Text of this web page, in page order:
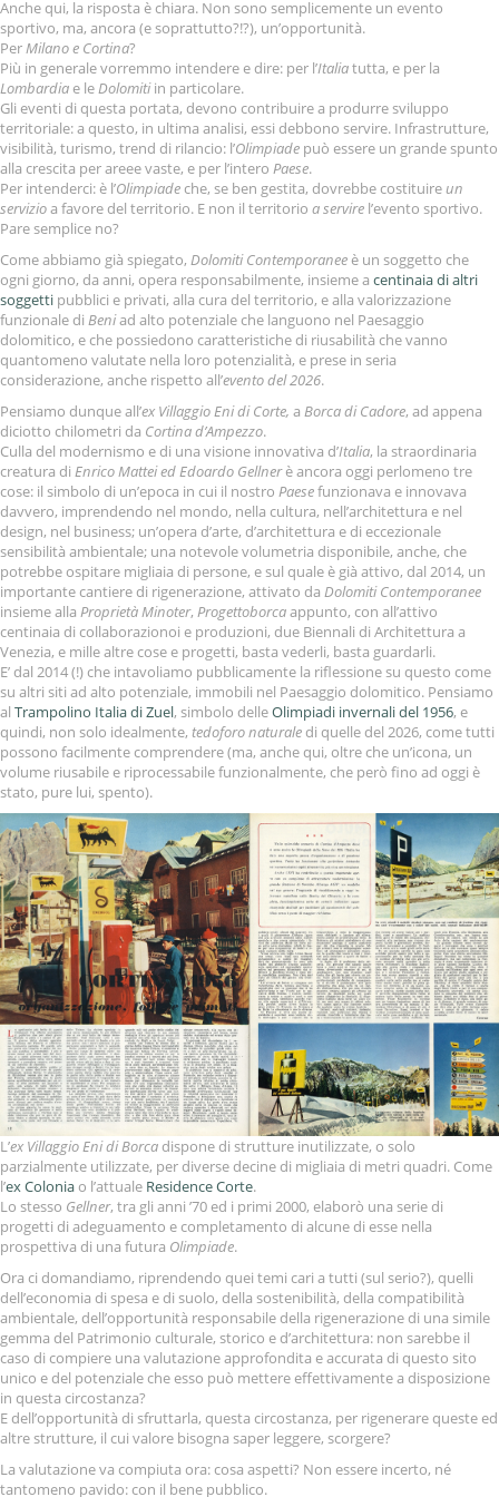
Anche qui, la risposta è chiara. Non sono semplicemente un evento
sportivo, ma, ancora (e soprattutto?!?), un’opportunità.
PerMilano e Cortina?
Più in generale vorremmo intendere e dire: per l’Italiatutta, e per la
Lombardia e leDolomitiin particolare.
Gli eventi di questa portata, devono contribuire a produrre sviluppo
territoriale: a questo, in ultima analisi, essi debbono servire. Infrastrutture,
visibilità, turismo, trend di rilancio: l’Olimpiade può essere un grande spunto
alla crescita per areee vaste, e per l’intero Paese.
Per intenderci: è l’Olimpiadeche, se ben gestita, dovrebbe costituireun
servizioa favore del territorio. E non il territorio a servire l’evento sportivo.
Pare semplice no?
Come abbiamo già spiegato, Dolomiti Contemporanee è un soggetto che
ogni giorno, da anni, opera responsabilmente, insieme a centinaia di altri
soggetti pubblici e privati, alla cura del territorio, e alla valorizzazione
funzionale di Beniad alto potenziale che languono nel Paesaggio
dolomitico, e che possiedono caratteristiche di riusabilità che vanno
quantomeno valutate nella loro potenzialità, e prese in seria
considerazione, anche rispetto all’evento del 2026.
Pensiamo dunque all’ex Villaggio Eni di Corte, a Borca di Cadore, ad appena
diciotto chilometri da Cortina d’Ampezzo.
Culla del modernismo e di una visione innovativa d’Italia, la straordinaria
creatura di Enrico Mattei ed Edoardo Gellnerè ancora oggi perlomeno tre
cose: il simbolo di un’epoca in cui il nostro Paesefunzionava e innovava
davvero, imprendendo nel mondo, nella cultura, nell’architettura e nel
design, nel business; un’opera d’arte, d’architettura e di eccezionale
sensibilità ambientale; una notevole volumetria disponibile, anche, che
potrebbe ospitare migliaia di persone, e sul quale è già attivo, dal 2014, un
importante cantiere di rigenerazione, attivato da Dolomiti Contemporanee
insieme alla Proprietà Minoter, Progettoborcaappunto, con all’attivo
centinaia di collaborazionoi e produzioni, due Biennali di Architettura a
Venezia, e mille altre cose e progetti, basta vederli, basta guardarli.
E’ dal 2014 (!) che intavoliamo pubblicamente la riflessione su questo come
su altri siti ad alto potenziale, immobili nel Paesaggio dolomitico. Pensiamo
al Trampolino Italia di Zuel, simbolo delleOlimpiadi invernali del 1956, e
quindi, non solo idealmente, tedoforo naturaledi quelle del 2026, come tutti
possono facilmente comprendere (ma, anche qui, oltre che un’icona, un
volume riusabile e riprocessabile funzionalmente, che però fino ad oggi è
stato, pure lui, spento).
L’ex Villaggio Eni di Borcadispone di strutture inutilizzate, o solo
parzialmente utilizzate, per diverse decine di migliaia di metri quadri. Come
l’ex Coloniao l’attuale Residence Corte.
Lo stesso Gellner, tra gli anni ’70 ed i primi 2000, elaborò una serie di
progetti di adeguamento e completamento di alcune di esse nella
prospettiva di una futura Olimpiade.
Ora ci domandiamo, riprendendo quei temi cari a tutti (sul serio?), quelli
dell’economia di spesa e di suolo, della sostenibilità, della compatibilità
ambientale, dell’opportunità responsabile della rigenerazione di una simile
gemma del Patrimonio culturale, storico e d’architettura: non sarebbe il
caso di compiere una valutazione approfondita e accurata di questo sito
unico e del potenziale che esso può mettere effettivamente a disposizione
in questa circostanza?
E dell’opportunità di sfruttarla, questa circostanza, per rigenerare queste ed
altre strutture, il cui valore bisogna saper leggere, scorgere?
La valutazione va compiuta ora: cosa aspetti? Non essere incerto, né
tantomeno pavido: con il bene pubblico.